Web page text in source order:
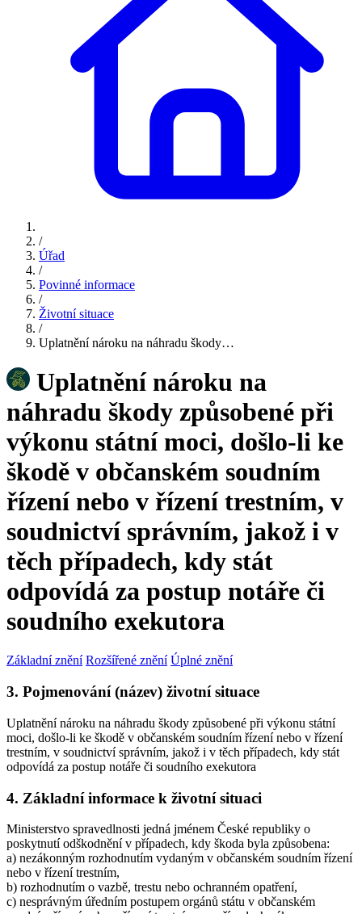
/
Úřad
/
Povinné informace
/
Životní situace
/
Uplatnění nároku na náhradu škody…
Uplatnění nároku na
náhradu škody způsobené při
výkonu státní moci, došlo-li ke
škodě v občanském soudním
řízení nebo v řízení trestním, v
soudnictví správním, jakož i v
těch případech, kdy stát
odpovídá za postup notáře či
soudního exekutora
Základní znění Rozšířené znění Úplné znění
3. Pojmenování (název) životní situace
Uplatnění nároku na náhradu škody způsobené při výkonu státní
moci, došlo-li ke škodě v občanském soudním řízení nebo v řízení
trestním, v soudnictví správním, jakož i v těch případech, kdy stát
odpovídá za postup notáře či soudního exekutora
4. Základní informace k životní situaci
Ministerstvo spravedlnosti jedná jménem České republiky o
poskytnutí odškodnění v případech, kdy škoda byla způsobena:
a) nezákonným rozhodnutím vydaným v občanském soudním řízení
nebo v řízení trestním,
b) rozhodnutím o vazbě, trestu nebo ochranném opatření,
c) nesprávným úředním postupem orgánů státu v občanském